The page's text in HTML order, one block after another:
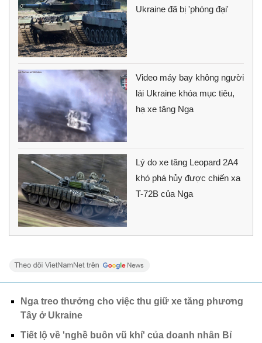
Ukraine đã bị 'phóng đại'
Video máy bay không người
lái Ukraine khóa mục tiêu,
hạ xe tăng Nga
Lý do xe tăng Leopard 2A4
khó phá hủy được chiến xa
T-72B của Nga
Nga treo thưởng cho việc thu giữ xe tăng phương
Tây ở Ukraine
Tiết lộ về 'nghề buôn vũ khí' của doanh nhân Bỉ